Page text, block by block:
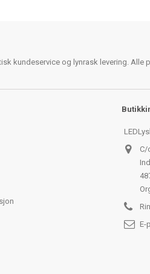
kundeservice og lynrask levering.
C/
E-